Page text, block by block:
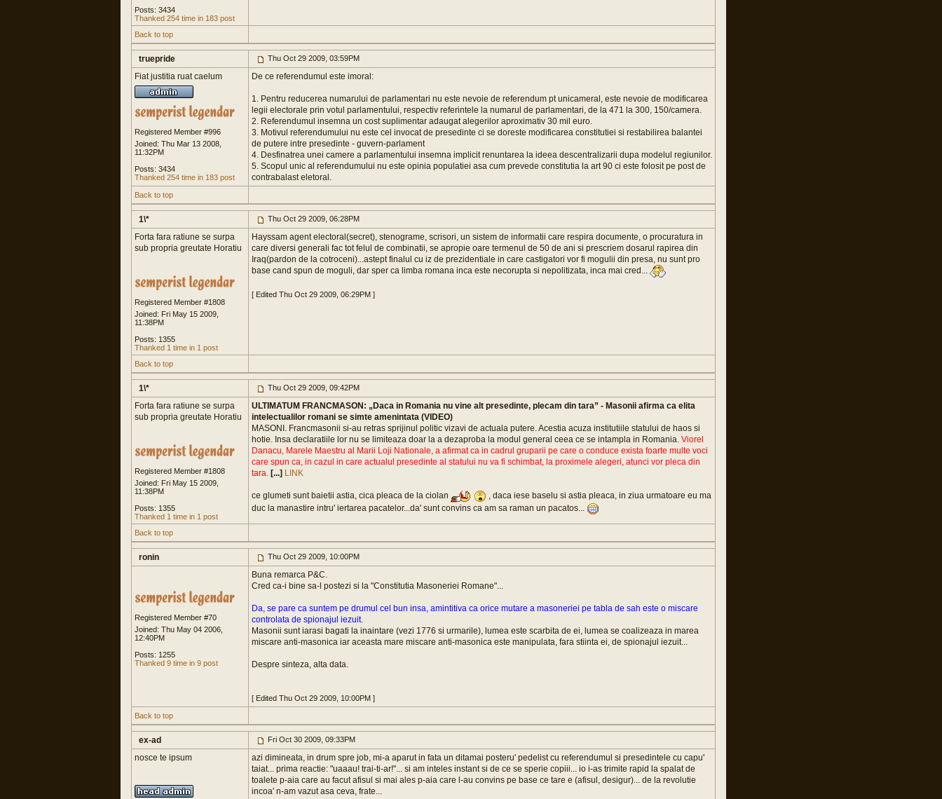
Posts: 3434
Thanked 254 time in 183 post
Back to top
truepride Thu Oct 29 2009, 03:59PM
Fiat justitia ruat caelum
Registered Member #996
Joined: Thu Mar 13 2008,
11:32PM
Posts: 3434
Thanked 254 time in 183 post
De ce referendumul este imoral:
1. Pentru reducerea numarului de parlamentari nu este nevoie de referendum pt unicameral, este nevoie de modificarea
legii electorale prin votul parlamentului, respectiv referintele la numarul de parlamentari, de la 471 la 300, 150/camera.
2. Referendumul insemna un cost suplimentar adaugat alegerilor aproximativ 30 mil euro.
3. Motivul referendumului nu este cel invocat de presedinte ci se doreste modificarea constitutiei si restabilirea balantei
de putere intre presedinte - guvern-parlament
4. Desfinatrea unei camere a parlamentului insemna implicit renuntarea la ideea descentralizarii dupa modelul regiunilor.
5. Scopul unic al referendumului nu este opinia populatiei asa cum prevede constitutia la art 90 ci este folosit pe post de
contrabalast eletoral.
Back to top
1\* Thu Oct 29 2009, 06:28PM
Forta fara ratiune se surpa
sub propria greutate Horatiu
Registered Member #1808
Joined: Fri May 15 2009,
11:38PM
Posts: 1355
Thanked 1 time in 1 post
Hayssam agent electoral(secret), stenograme, scrisori, un sistem de informatii care respira documente, o procuratura in
care diversi generali fac tot felul de combinatii, se apropie oare termenul de 50 de ani si prescriem dosarul rapirea din
Iraq(pardon de la cotroceni)...astept finalul cu iz de prezidentiale in care castigatori vor fi mogulii din presa, nu sunt pro
base cand spun de moguli, dar sper ca limba romana inca este necorupta si nepolitizata, inca mai cred...
[ Edited Thu Oct 29 2009, 06:29PM ]
Back to top
1\* Thu Oct 29 2009, 09:42PM
Forta fara ratiune se surpa
sub propria greutate Horatiu
Registered Member #1808
Joined: Fri May 15 2009,
11:38PM
Posts: 1355
Thanked 1 time in 1 post
ULTIMATUM FRANCMASON: „Daca in Romania nu vine alt presedinte, plecam din tara” - Masonii afirma ca elita
intelectualilor romani se simte amenintata (VIDEO)
MASONI. Francmasonii si-au retras sprijinul politic vizavi de actuala putere. Acestia acuza institutiile statului de haos si
hotie. Insa declaratiile lor nu se limiteaza doar la a dezaproba la modul general ceea ce se intampla in Romania. Viorel
Danacu, Marele Maestru al Marii Loji Nationale, a afirmat ca in cadrul gruparii pe care o conduce exista foarte multe voci
care spun ca, in cazul in care actualul presedinte al statului nu va fi schimbat, la proximele alegeri, atunci vor pleca din
tara. [...] LINK
ce glumeti sunt baietii astia, cica pleaca de la ciolan
, daca iese baselu si astia pleaca, in ziua urmatoare eu ma
duc la manastire intru' iertarea pacatelor...da' sunt convins ca am sa raman un pacatos...
Back to top
ronin Thu Oct 29 2009, 10:00PM
Registered Member #70
Joined: Thu May 04 2006,
12:40PM
Posts: 1255
Thanked 9 time in 9 post
Buna remarca P&C.
Cred ca-i bine sa-l postezi si la "Constitutia Masoneriei Romane"...
Da, se pare ca suntem pe drumul cel bun insa, amintitiva ca orice mutare a masoneriei pe tabla de sah este o miscare
controlata de spionajul iezuit.
Masonii sunt iarasi bagati la inaintare (vezi 1776 si urmarile), lumea este scarbita de ei, lumea se coalizeaza in marea
miscare anti-masonica iar aceasta mare miscare anti-masonica este manipulata, fara stiinta ei, de spionajul iezuit...
Despre sinteza, alta data.
[ Edited Thu Oct 29 2009, 10:00PM ]
Back to top
ex-ad Fri Oct 30 2009, 09:33PM
nosce te ipsum
azi dimineata, in drum spre job, mi-a aparut in fata un ditamai posteru' pedelist cu referendumul si presedintele cu capu'
taiat... prima reactie: "uaaau! trai-ti-ar!"... si am inteles instant si de ce se sperie copiii... io i-as trimite rapid la spalat de
toalete p-aia care au facut afisul si mai ales p-aia care l-au convins pe base ce tare e (afisul, desigur)... de la revolutie
incoa' n-am vazut asa ceva, frate...